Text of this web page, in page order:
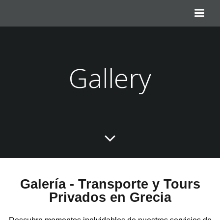
Gallery
Galería - Transporte y Tours
Privados en Grecia